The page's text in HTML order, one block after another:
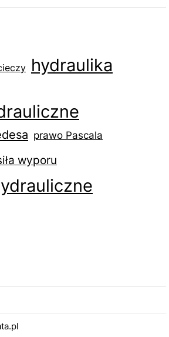
hydraulika
prawo Pascala
wyporu